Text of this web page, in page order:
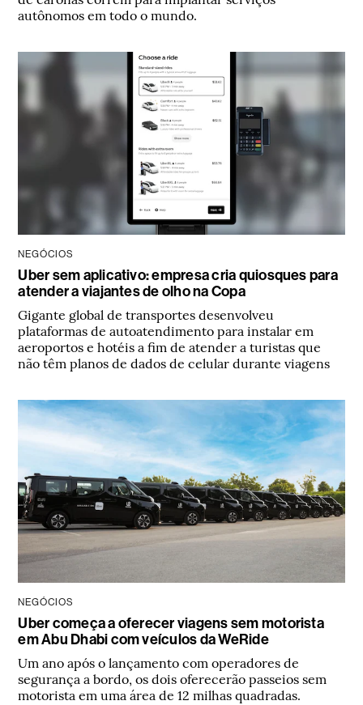
autônomos em todo o mundo.
NEGÓCIOS
Uber sem aplicativo: empresa cria quiosques para
atender a viajantes de olho na Copa
Gigante global de transportes desenvolveu
plataformas de autoatendimento para instalar em
aeroportos e hotéis a fim de atender a turistas que
não têm planos de dados de celular durante viagens
NEGÓCIOS
Uber começa a oferecer viagens sem motorista
em Abu Dhabi com veículos da WeRide
Um ano após o lançamento com operadores de
segurança a bordo, os dois oferecerão passeios sem
motorista em uma área de 12 milhas quadradas.